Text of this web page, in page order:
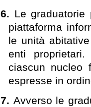
6. Le graduatorie
piattaforma
le unità
enti
ciascun nucleo
espresse in
7. Avverso le